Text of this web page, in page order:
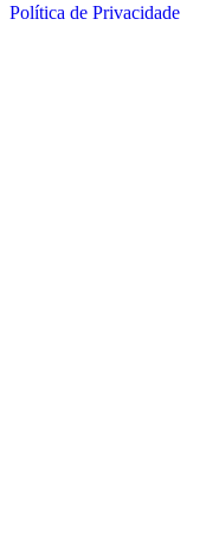
Política de Privacidade